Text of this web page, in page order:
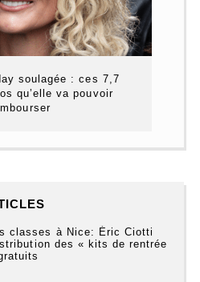
soulagée : ces 7,7
qu’elle va pouvoir
classes à Nice: Éric Ciotti
des « kits de rentrée